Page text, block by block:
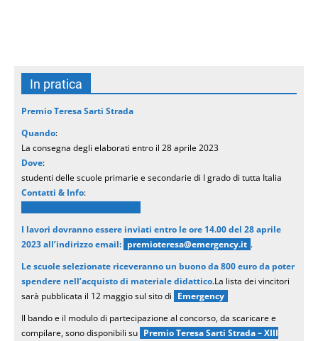
In pratica
Premio Teresa Sarti Strada
Quando:
La consegna degli elaborati entro il 28 aprile 2023
Dove:
studenti delle scuole primarie e secondarie di I grado di tutta Italia
Contatti & Info:
I lavori dovranno essere inviati entro le ore 14.00 del 28 aprile
2023 all’indirizzo email: premioteresa@emergency.it .
Le scuole selezionate riceveranno un buono da 800 euro da poter
spendere nell’acquisto di materiale didattico.La lista dei vincitori
sarà pubblicata il 12 maggio sul sito di Emergency
Il bando e il modulo di partecipazione al concorso, da scaricare e
compilare, sono disponibili su Premio Teresa Sarti Strada – XIII